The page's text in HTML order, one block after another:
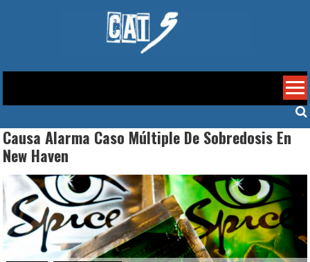
Cat 5
Causa Alarma Caso Múltiple De Sobredosis En
New Haven